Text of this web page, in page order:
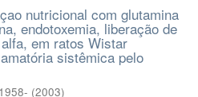
nutricional com glutamina
endotoxemia, liberação de
em ratos Wistar
sistêmica pelo
(2003)